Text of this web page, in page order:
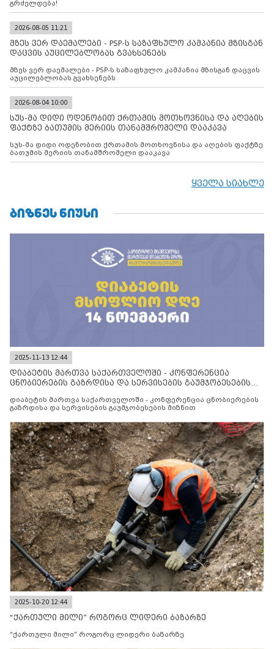
გრძელდება!
2026-08-05 11:21
მზეს ვერ დაემალები - PSP-ს საზაფხულო კამპანია მზისგან
დაცვის აუცილებლობას გვახსენებს
მზეს ვერ დაემალები - PSP-ს საზაფხულო კამპანია მზისგან დაცვის
აუცილებლობას გვახსენებს
2026-08-04 10:00
სუს-მა დიდი ოდენობით ქრთამის მოთხოვნისა და აღების
ფაქტზე ბათუმის მერიის თანამშრომელი დააკავა
სუს-მა დიდი ოდენობით ქრთამის მოთხოვნისა და აღების ფაქტზე
ბათუმის მერიის თანამშრომელი დააკავა
ყველა სიახლე
ᲑᲘᲖᲜᲔᲡ ᲜᲘᲣᲡᲘ
2025-11-13 12:44
დიაბეტის მართვა საქართველოში - კონფერენცია
ცნობიერების გაზრდისა და სერვისების გაუმჯობესების
დიაბეტის მართვა საქართველოში - კონფერენცია ცნობიერების
გაზრდისა და სერვისების გაუმჯობესების მიზნით
2025-10-20 12:44
“ქართული მილი” როგორც ლიდერი ბაზარზე
“ქართული მილი” როგორც ლიდერი ბაზარზე